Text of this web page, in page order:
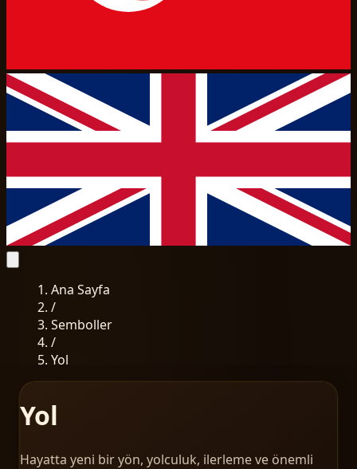
Ana Sayfa
/
Semboller
/
Yol
Yol
Hayatta yeni bir yön, yolculuk, ilerleme ve önemli